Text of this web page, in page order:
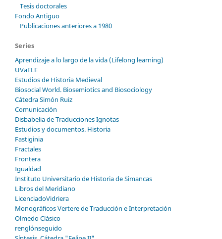
Tesis doctorales
Fondo Antiguo
Publicaciones anteriores a 1980
Series
Aprendizaje a lo largo de la vida (Lifelong learning)
UVaELE
Estudios de Historia Medieval
Biosocial World. Biosemiotics and Biosociology
Cátedra Simón Ruiz
Comunicación
Disbabelia de Traducciones Ignotas
Estudios y documentos. Historia
Fastiginia
Fractales
Frontera
Igualdad
Instituto Universitario de Historia de Simancas
Libros del Meridiano
LicenciadoVidriera
Monográficos Vertere de Traducción e Interpretación
Olmedo Clásico
renglónseguido